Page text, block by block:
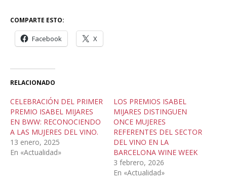
COMPARTE ESTO:
Facebook X
RELACIONADO
CELEBRACIÓN DEL PRIMER
PREMIO ISABEL MIJARES
EN BWW: RECONOCIENDO
A LAS MUJERES DEL VINO.
13 enero, 2025
En «Actualidad»
LOS PREMIOS ISABEL
MIJARES DISTINGUEN
ONCE MUJERES
REFERENTES DEL SECTOR
DEL VINO EN LA
BARCELONA WINE WEEK
3 febrero, 2026
En «Actualidad»